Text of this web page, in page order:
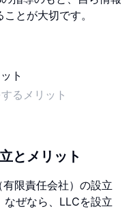
とが大切です。
るメリット
とメリット
限責任会社）の設立
なぜなら、LLCを設立